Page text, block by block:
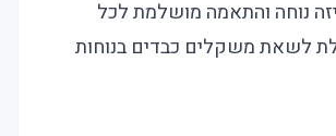
נוחה והתאמה מושלמת לכל
לשאת משקלים כבדים בנוחות